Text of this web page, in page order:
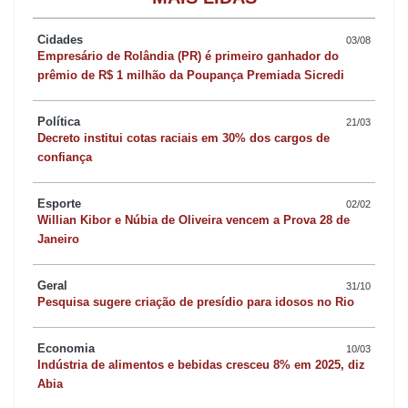
semana de maio nas duas unidades de saúde, coincidindo com a
mudança climática e a queda nas temperaturas.
“É normal tem aumento nos casos de doenças respiratórias no
Guilherme de Paula. Entre as principais síndromes e doenças
atendidas estão as associadas ao vírus sincicial respiratório,
conhecido como VSR, e à Influenza A, um dos que provocam a
gripe.
Segundo o secretário, o aumento nos atendimentos não gera
alerta, contudo, a população deve seguir algumas
recomendações para evitar casos graves de síndromes
dia. “A vacinação é a principal forma de reduzir casos graves,
internações e mortes por gripe e Covid-19, especialmente em
Cidades 03/08
Empresário de Rolândia (PR) é primeiro ganhador do
prêmio de R$ 1 milhão da Poupança Premiada Sicredi
Política 21/03
Decreto institui cotas raciais em 30% dos cargos de
confiança
Esporte 02/02
Willian Kibor e Núbia de Oliveira vencem a Prova 28 de
Janeiro
Geral 31/10
Pesquisa sugere criação de presídio para idosos no Rio
Economia 10/03
Indústria de alimentos e bebidas cresceu 8% em 2025, diz
Abia